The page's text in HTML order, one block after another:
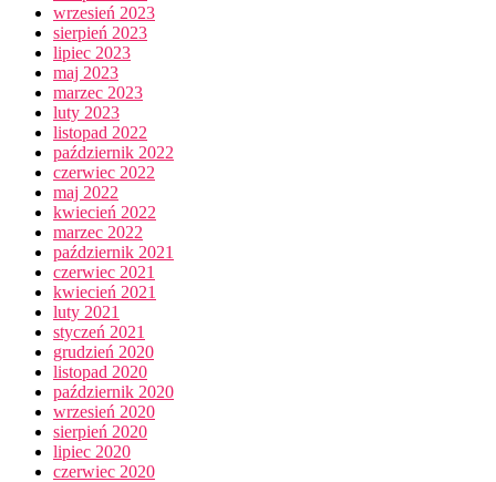
wrzesień 2023
sierpień 2023
lipiec 2023
maj 2023
marzec 2023
luty 2023
listopad 2022
październik 2022
czerwiec 2022
maj 2022
kwiecień 2022
marzec 2022
październik 2021
czerwiec 2021
kwiecień 2021
luty 2021
styczeń 2021
grudzień 2020
listopad 2020
październik 2020
wrzesień 2020
sierpień 2020
lipiec 2020
czerwiec 2020